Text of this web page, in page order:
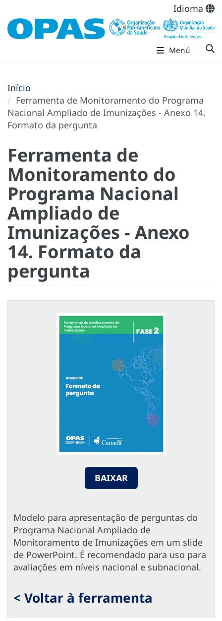
Idioma
Menú
Início
Ferramenta de Monitoramento do Programa
Nacional Ampliado de Imunizações - Anexo 14.
Formato da pergunta
Ferramenta de
Monitoramento do
Programa Nacional
Ampliado de
Imunizações - Anexo
14. Formato da
pergunta
BAIXAR
Modelo para apresentação de perguntas do
Programa Nacional Ampliado de
Monitoramento de Imunizações em um slide
de PowerPoint. É recomendado para uso para
avaliações em níveis nacional e subnacional.
< Voltar à ferramenta